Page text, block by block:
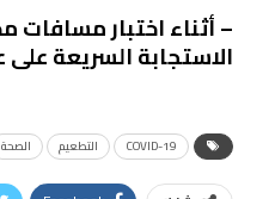
–أثناء اختبار مسافات
الاستجابة السريعة على
COVID-19 التطعيم الصحة